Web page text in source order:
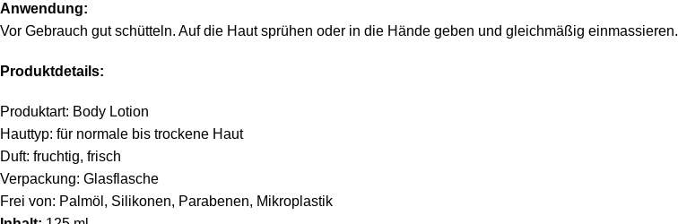
Anwendung:
Vor Gebrauch gut schütteln. Auf die Haut sprühen oder in die Hände geben und gleichmäßig einmassieren.
Produktdetails:
Produktart: Body Lotion
Hauttyp: für normale bis trockene Haut
Duft: fruchtig, frisch
Verpackung: Glasflasche
Frei von: Palmöl, Silikonen, Parabenen, Mikroplastik